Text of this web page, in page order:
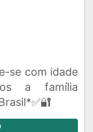
se com idade
a família